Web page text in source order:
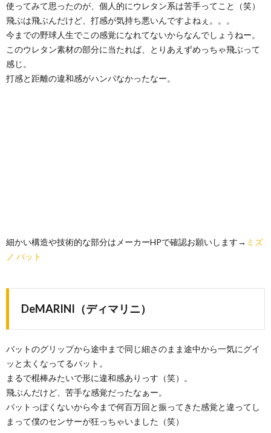
使ってみて思ったのが、個人的にウレタン系は苦手ってこと（笑）
飛ぶは飛ぶんだけど、打感が気持ち悪いんですよねぇ。。。
今までの野球人生でこの感覚になれてないからなんでしょうねー。
このウレタン素材の部分に当たれば、とりあえずめっちゃ飛ぶって
感じ。
打感と距離の違和感がハンパなかったなー。
細かい構造や技術的な部分はメーカーHPで確認お願いします→ ミズ
ノ バット
DeMARINI（ディマリニ）
バットのグリップから途中まで同じ細さのまま途中から一気にグイ
ッと太くなってるバット。
まるで棍棒みたいで形に違和感ありっす（笑）。
飛ぶんだけど、苦手な感覚だったなぁー。
バットっぽくないから今まで何百万回と振ってきた感覚と違ってし
まって僕のセンサーが狂っちゃいました（笑）